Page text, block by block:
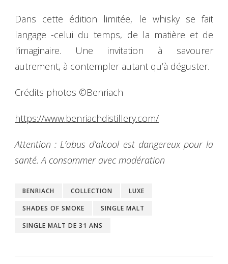
Dans cette édition limitée, le whisky se fait
langage -celui du temps, de la matière et de
l’imaginaire. Une invitation à savourer
autrement, à contempler autant qu’à déguster.
Crédits photos ©Benriach
https://www.benriachdistillery.com/
Attention : L’abus d’alcool est dangereux pour la
santé. A consommer avec modération
BENRIACH COLLECTION
LUXE
SHADES OF SMOKE
SINGLE MALT
SINGLE MALT DE 31 ANS